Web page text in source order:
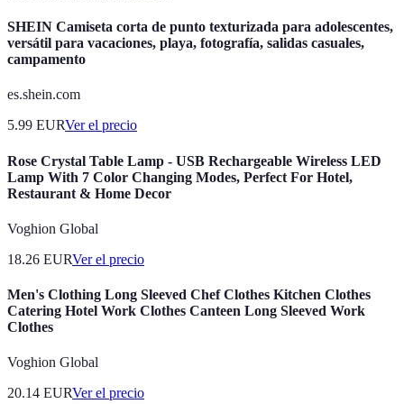
SHEIN Camiseta corta de punto texturizada para adolescentes,
versátil para vacaciones, playa, fotografía, salidas casuales,
campamento
es.shein.com
5.99 EURVer el precio
Rose Crystal Table Lamp - USB Rechargeable Wireless LED
Lamp With 7 Color Changing Modes, Perfect For Hotel,
Restaurant & Home Decor
Voghion Global
18.26 EURVer el precio
Men's Clothing Long Sleeved Chef Clothes Kitchen Clothes
Catering Hotel Work Clothes Canteen Long Sleeved Work
Clothes
Voghion Global
20.14 EURVer el precio